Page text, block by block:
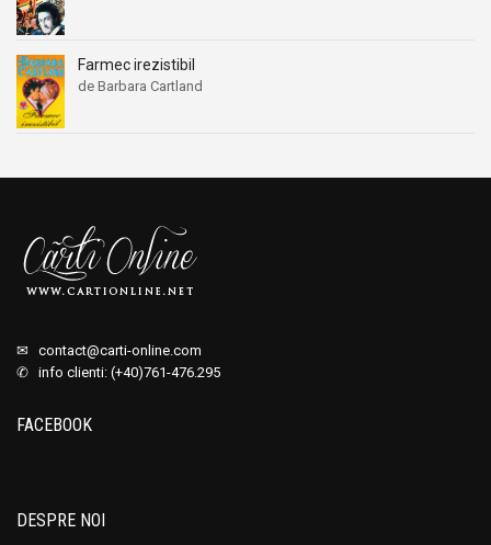
Farmec irezistibil
de Barbara Cartland
✉ contact@carti-online.com
✆ info clienti: (+40)761-476.295
FACEBOOK
DESPRE NOI